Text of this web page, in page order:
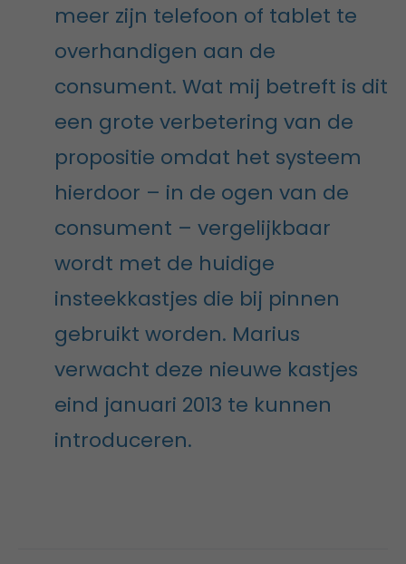
meer zijn telefoon of tablet te
overhandigen aan de
consument. Wat mij betreft is dit
een grote verbetering van de
propositie omdat het systeem
hierdoor – in de ogen van de
consument – vergelijkbaar
wordt met de huidige
insteekkastjes die bij pinnen
gebruikt worden. Marius
verwacht deze nieuwe kastjes
eind januari 2013 te kunnen
introduceren.